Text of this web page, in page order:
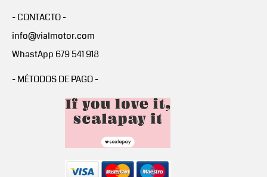
- CONTACTO -
info@vialmotor.com
WhastApp 679 541 918
- MÉTODOS DE PAGO -